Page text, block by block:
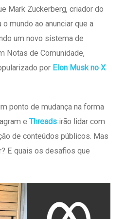
Mark Zuckerberg, criador do
mundo ao anunciar que a
um novo sistema de
Notas de Comunidade,
por Elon Musk no X
ponto de mudança na forma
e Threads irão lidar com
de conteúdos públicos. Mas
E quais os desafios que